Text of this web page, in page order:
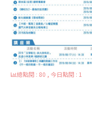
總點閱 : 80 , 今日點閱 : 1